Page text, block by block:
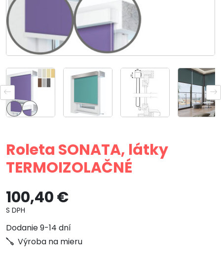
Roleta SONATA, látky
TERMOIZOLAČNÉ
100,40 €
S DPH
Dodanie 9-14 dní
Výroba na mieru